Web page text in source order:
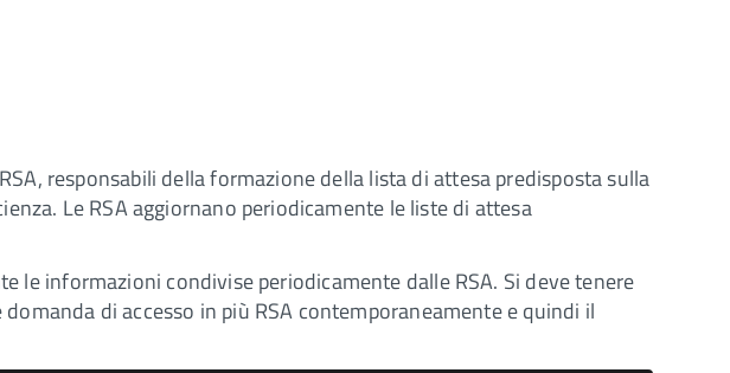
responsabili della formazione della lista di attesa predisposta sulla
Le RSA aggiornano periodicamente le liste di attesa
informazioni condivise periodicamente dalle RSA. Si deve tenere
di accesso in più RSA contemporaneamente e quindi il